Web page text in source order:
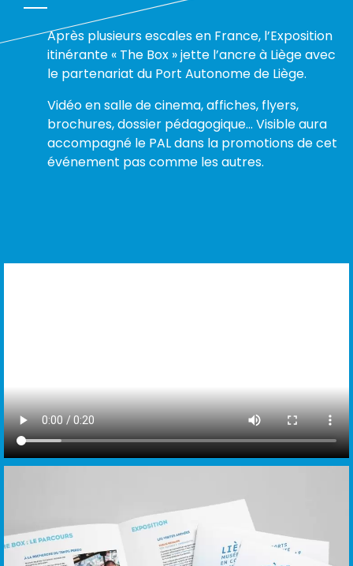
Après plusieurs escales en France, l’Exposition
itinérante « The Box » jette l’ancre à Liège avec
le partenariat du Port Autonome de Liège.
Vidéo en salle de cinema, affiches, flyers,
brochures, dossier pédagogique… Visible aura
accompagné le PAL dans la promotions de cet
événement pas comme les autres.